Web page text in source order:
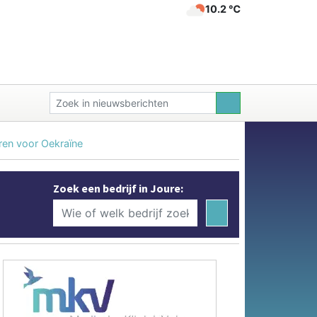
10.2 ℃
voor Oekraïne
Zoek een bedrijf in Joure: